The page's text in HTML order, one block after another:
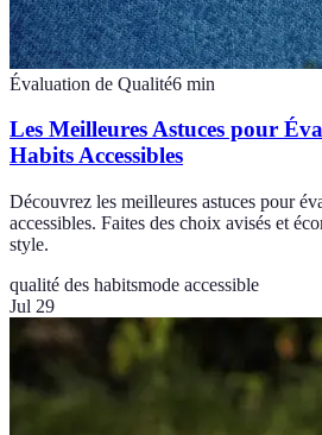
Évaluation de Qualité6 min
Les Meilleures Astuces pour
Habits Accessibles
Découvrez les meilleures astuces pour
accessibles. Faites des choix avisés et
style.
qualité des habitsmode accessible
Jul 29